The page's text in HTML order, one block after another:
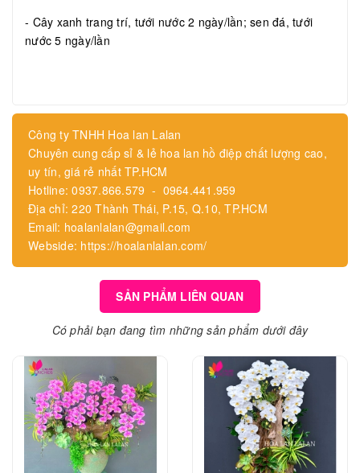
- Cây xanh trang trí, tưới nước 2 ngày/lần; sen đá, tưới
nước 5 ngày/lần
Công ty TNHH Hoa lan Lalan
Chuyên cung cấp sỉ & lẻ hoa lan hồ điệp chất lượng cao,
uy tín, giá rẻ nhất TP.HCM
Hotline: 0937.866.579 - 0964.441.959
Địa chỉ: 220 Thành Thái, P.15, Q.10, TP.HCM
Email: hoalanlalan@gmail.com
Webside: https://hoalanlalan.com/
SẢN PHẨM LIÊN QUAN
Có phải bạn đang tìm những sản phẩm dưới đây